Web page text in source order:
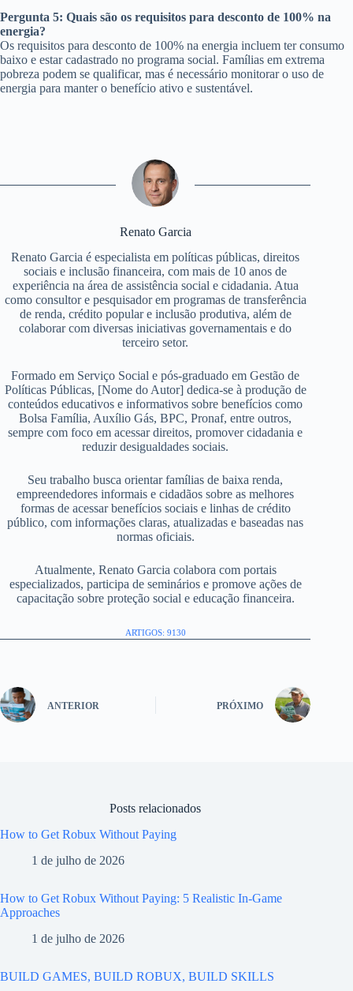
Pergunta 5: Quais são os requisitos para desconto de 100% na
energia?
Os requisitos para desconto de 100% na energia incluem ter consumo
baixo e estar cadastrado no programa social. Famílias em extrema
pobreza podem se qualificar, mas é necessário monitorar o uso de
energia para manter o benefício ativo e sustentável.
Renato Garcia
Renato Garcia é especialista em políticas públicas, direitos
sociais e inclusão financeira, com mais de 10 anos de
experiência na área de assistência social e cidadania. Atua
como consultor e pesquisador em programas de transferência
de renda, crédito popular e inclusão produtiva, além de
colaborar com diversas iniciativas governamentais e do
terceiro setor.
Formado em Serviço Social e pós-graduado em Gestão de
Políticas Públicas, [Nome do Autor] dedica-se à produção de
conteúdos educativos e informativos sobre benefícios como
Bolsa Família, Auxílio Gás, BPC, Pronaf, entre outros,
sempre com foco em acessar direitos, promover cidadania e
reduzir desigualdades sociais.
Seu trabalho busca orientar famílias de baixa renda,
empreendedores informais e cidadãos sobre as melhores
formas de acessar benefícios sociais e linhas de crédito
público, com informações claras, atualizadas e baseadas nas
normas oficiais.
Atualmente, Renato Garcia colabora com portais
especializados, participa de seminários e promove ações de
capacitação sobre proteção social e educação financeira.
ARTIGOS: 9130
ANTERIOR PRÓXIMO
Posts relacionados
How to Get Robux Without Paying
1 de julho de 2026
How to Get Robux Without Paying: 5 Realistic In-Game
Approaches
1 de julho de 2026
BUILD GAMES, BUILD ROBUX, BUILD SKILLS